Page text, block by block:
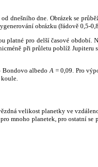
dnešního dne. Obrázek se
obrázku (řádově 0,5-0,8
platné pro delší časové
při průletu poblíž
Bondovo albedo A = 0,09. Pro
velikost planetky ve
mnoho planetek, pro ostatní